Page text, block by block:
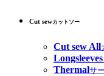
Cut sewカットソー
Cut sew All
Thermalサ